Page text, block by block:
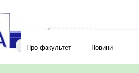
Про факультет Новини